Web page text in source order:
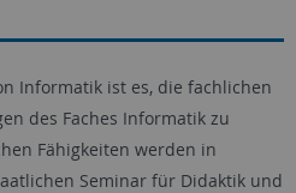
Informatik ist es, die fachlichen
des Faches Informatik zu
Fähigkeiten werden in
Seminar für Didaktik und